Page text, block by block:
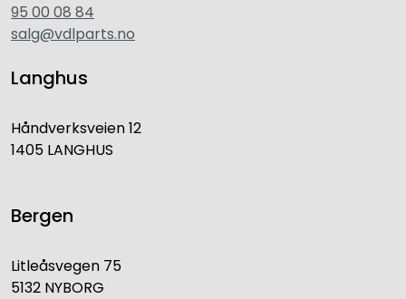
95 00 08 84
salg@vdlparts.no
Langhus
Håndverksveien 12
1405 LANGHUS
Bergen
Litleåsvegen 75
5132 NYBORG